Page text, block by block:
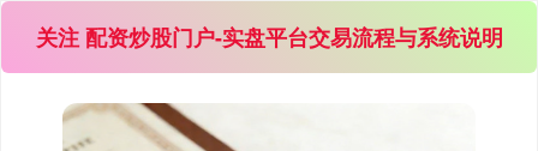
基金指数
关注 配资炒股门户-实盘平台交易流程与系统说明